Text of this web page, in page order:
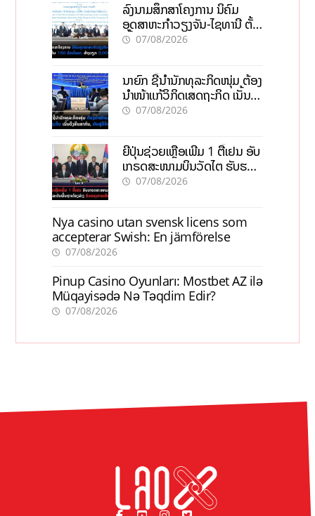
ລົງນາມສຶກສາໂຄງການ ນິຄົມ
ອຸດສາຫະກຳວຽງຈັນ-ໄຊທານີ ຕັ້ງ
ເປົ້າດຶງທຶນ 150 ລ້ານໂດລາ, ສ້າງ
07/08/2026
ນາຍົກ ຊີ້ນຳນັກທຸລະກິດໜຸ່ມ ຕ້ອງ
ນຳໜ້າແກ້ວິກິດເສດຖະກິດ ເນັ້ນດຶງ
ທຶນສາກົນ, ຫັນສູ່ດິຈິຕອນ
07/08/2026
ຍີ່ປຸ່ນຊ່ວຍເຫຼືອເພີ່ມ 1 ຕື້ເຢນ ອັບ
ເກຣດສະໜາມບິນວັດໄຕ ຮັບຮອງ
ການເຕີບໂຕ
07/08/2026
Nya casino utan svensk licens som
accepterar Swish: En jämförelse
07/08/2026
Pinup Casino Oyunları: Mostbet AZ ilə
Müqayisədə Nə Təqdim Edir?
07/08/2026